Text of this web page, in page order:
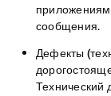
сообщения.
Дефекты
Технический